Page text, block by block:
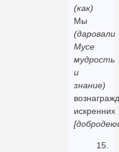
(как)
Мы
(даровали
Мусе
мудрость
и
знание)
искренних
15.